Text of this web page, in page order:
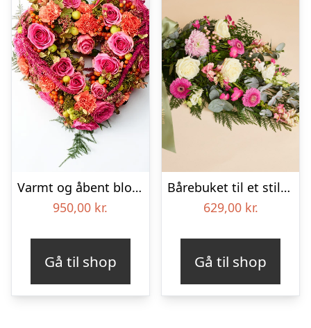
Varmt og åbent blomsterhjerte – Blomster til begravelse
950,00 kr.
Gå til shop
Bårebuket til et stille farvel med bånd
629,00 kr.
Gå til shop